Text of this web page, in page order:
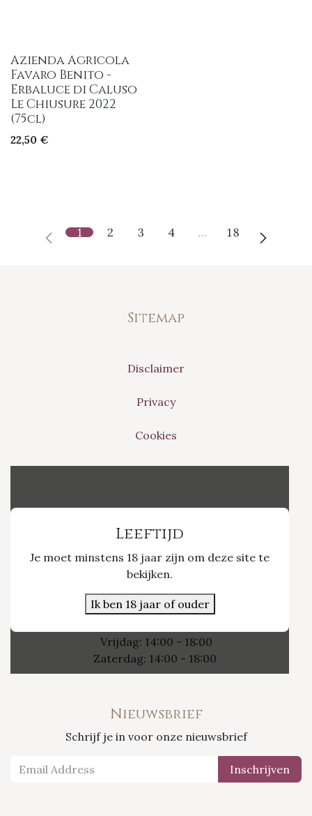
Azienda Agricola
Favaro Benito -
Erbaluce di Caluso
Le Chiusure 2022
(75cl)
22,50 €
1 2 3 4 … 18
Sitemap
Disclaimer
Privacy
Cookies
Leeftijd
Je moet minstens 18 jaar zijn om deze site te
bekijken.
Ik ben 18 jaar of ouder
Nieuwpoort 21/1
Openingsuren
Vrijdag: 14:00 - 18:00
Zaterdag: 14:00 - 18:00
Nieuwsbrief
Schrijf je in voor onze nieuwsbrief
Inschrijven